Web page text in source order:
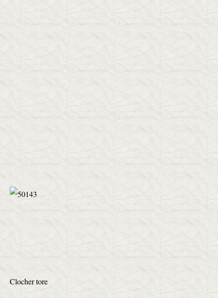
Clocher tore